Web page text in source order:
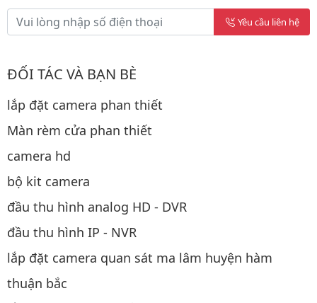
Yêu cầu liên hệ
ĐỐI TÁC VÀ BẠN BÈ
lắp đặt camera phan thiết
Màn rèm cửa phan thiết
camera hd
bộ kit camera
đầu thu hình analog HD - DVR
đầu thu hình IP - NVR
lắp đặt camera quan sát ma lâm huyện hàm
thuận bắc